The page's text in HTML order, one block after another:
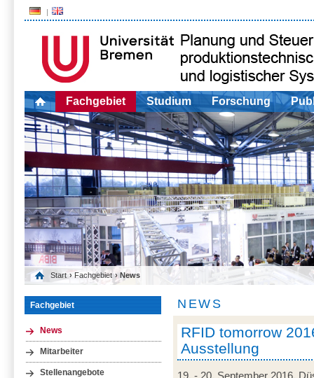
Fachgebiet Studium Forschung
Start › Fachgebiet › News
Fachgebiet
News
Mitarbeiter
Stellenangebote
NEWS
RFID tomorrow
Ausstellung